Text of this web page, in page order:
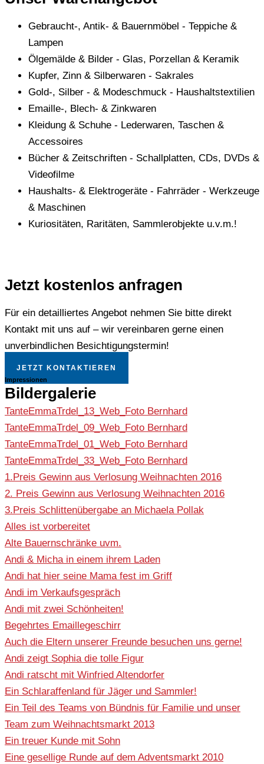
Gebraucht-, Antik- & Bauernmöbel - Teppiche &
Lampen
Ölgemälde & Bilder - Glas, Porzellan & Keramik
Kupfer, Zinn & Silberwaren - Sakrales
Gold-, Silber - & Modeschmuck - Haushaltstextilien
Emaille-, Blech- & Zinkwaren
Kleidung & Schuhe - Lederwaren, Taschen &
Accessoires
Bücher & Zeitschriften - Schallplatten, CDs, DVDs &
Videofilme
Haushalts- & Elektrogeräte - Fahrräder - Werkzeuge
& Maschinen
Kuriositäten, Raritäten, Sammlerobjekte u.v.m.!
Jetzt kostenlos anfragen
Für ein detailliertes Angebot nehmen Sie bitte direkt
Kontakt mit uns auf – wir vereinbaren gerne einen
unverbindlichen Besichtigungstermin!
JETZT KONTAKTIEREN
Impressionen
Bildergalerie
TanteEmmaTrdel_13_Web_Foto Bernhard
TanteEmmaTrdel_09_Web_Foto Bernhard
TanteEmmaTrdel_01_Web_Foto Bernhard
TanteEmmaTrdel_33_Web_Foto Bernhard
1.Preis Gewinn aus Verlosung Weihnachten 2016
2. Preis Gewinn aus Verlosung Weihnachten 2016
3.Preis Schlittenübergabe an Michaela Pollak
Alles ist vorbereitet
Alte Bauernschränke uvm.
Andi & Micha in einem ihrem Laden
Andi hat hier seine Mama fest im Griff
Andi im Verkaufsgespräch
Andi mit zwei Schönheiten!
Begehrtes Emaillegeschirr
Auch die Eltern unserer Freunde besuchen uns gerne!
Andi zeigt Sophia die tolle Figur
Andi ratscht mit Winfried Altendorfer
Ein Schlaraffenland für Jäger und Sammler!
Ein Teil des Teams von Bündnis für Familie und unser
Team zum Weihnachtsmarkt 2013
Ein treuer Kunde mit Sohn
Eine gesellige Runde auf dem Adventsmarkt 2010